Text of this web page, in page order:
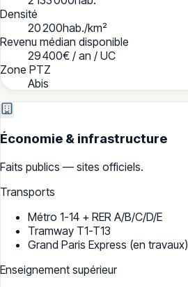
Densité
20 200hab./km²
Revenu médian disponible
29 400€ / an / UC
Zone PTZ
Abis
Économie & infrastructure
Faits publics — sites officiels.
Transports
Métro 1-14 + RER A/B/C/D/E
Tramway T1-T13
Grand Paris Express (en travaux)
Enseignement supérieur